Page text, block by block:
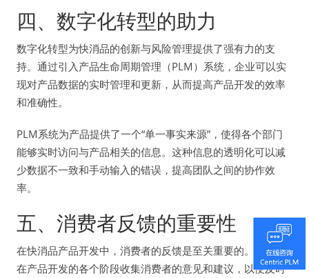
四、数字化转型的助力
数字化转型为快消品的创新与风险管理提供了强有力的支
持。通过引入产品生命周期管理（PLM）系统，企业可以实
现对产品数据的实时管理和更新，从而提高产品开发的效率
和准确性。
PLM系统为产品提供了一个“单一事实来源”，使得各个部门
能够实时访问与产品相关的信息。这种信息的透明化可以减
少数据不一致和手动输入的错误，提高团队之间的协作效
率。
五、消费者反馈的重要性
在快消品产品开发中，消费者的反馈是至关重要的。企业应
在产品开发的各个阶段收集消费者的意见和建议，以便及时